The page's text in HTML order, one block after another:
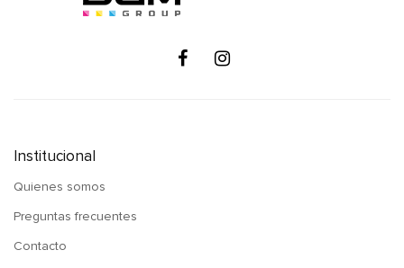
Institucional
Quienes somos
Preguntas frecuentes
Contacto